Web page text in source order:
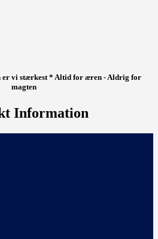
er vi stærkest * Altid for æren - Aldrig for
magten
Information